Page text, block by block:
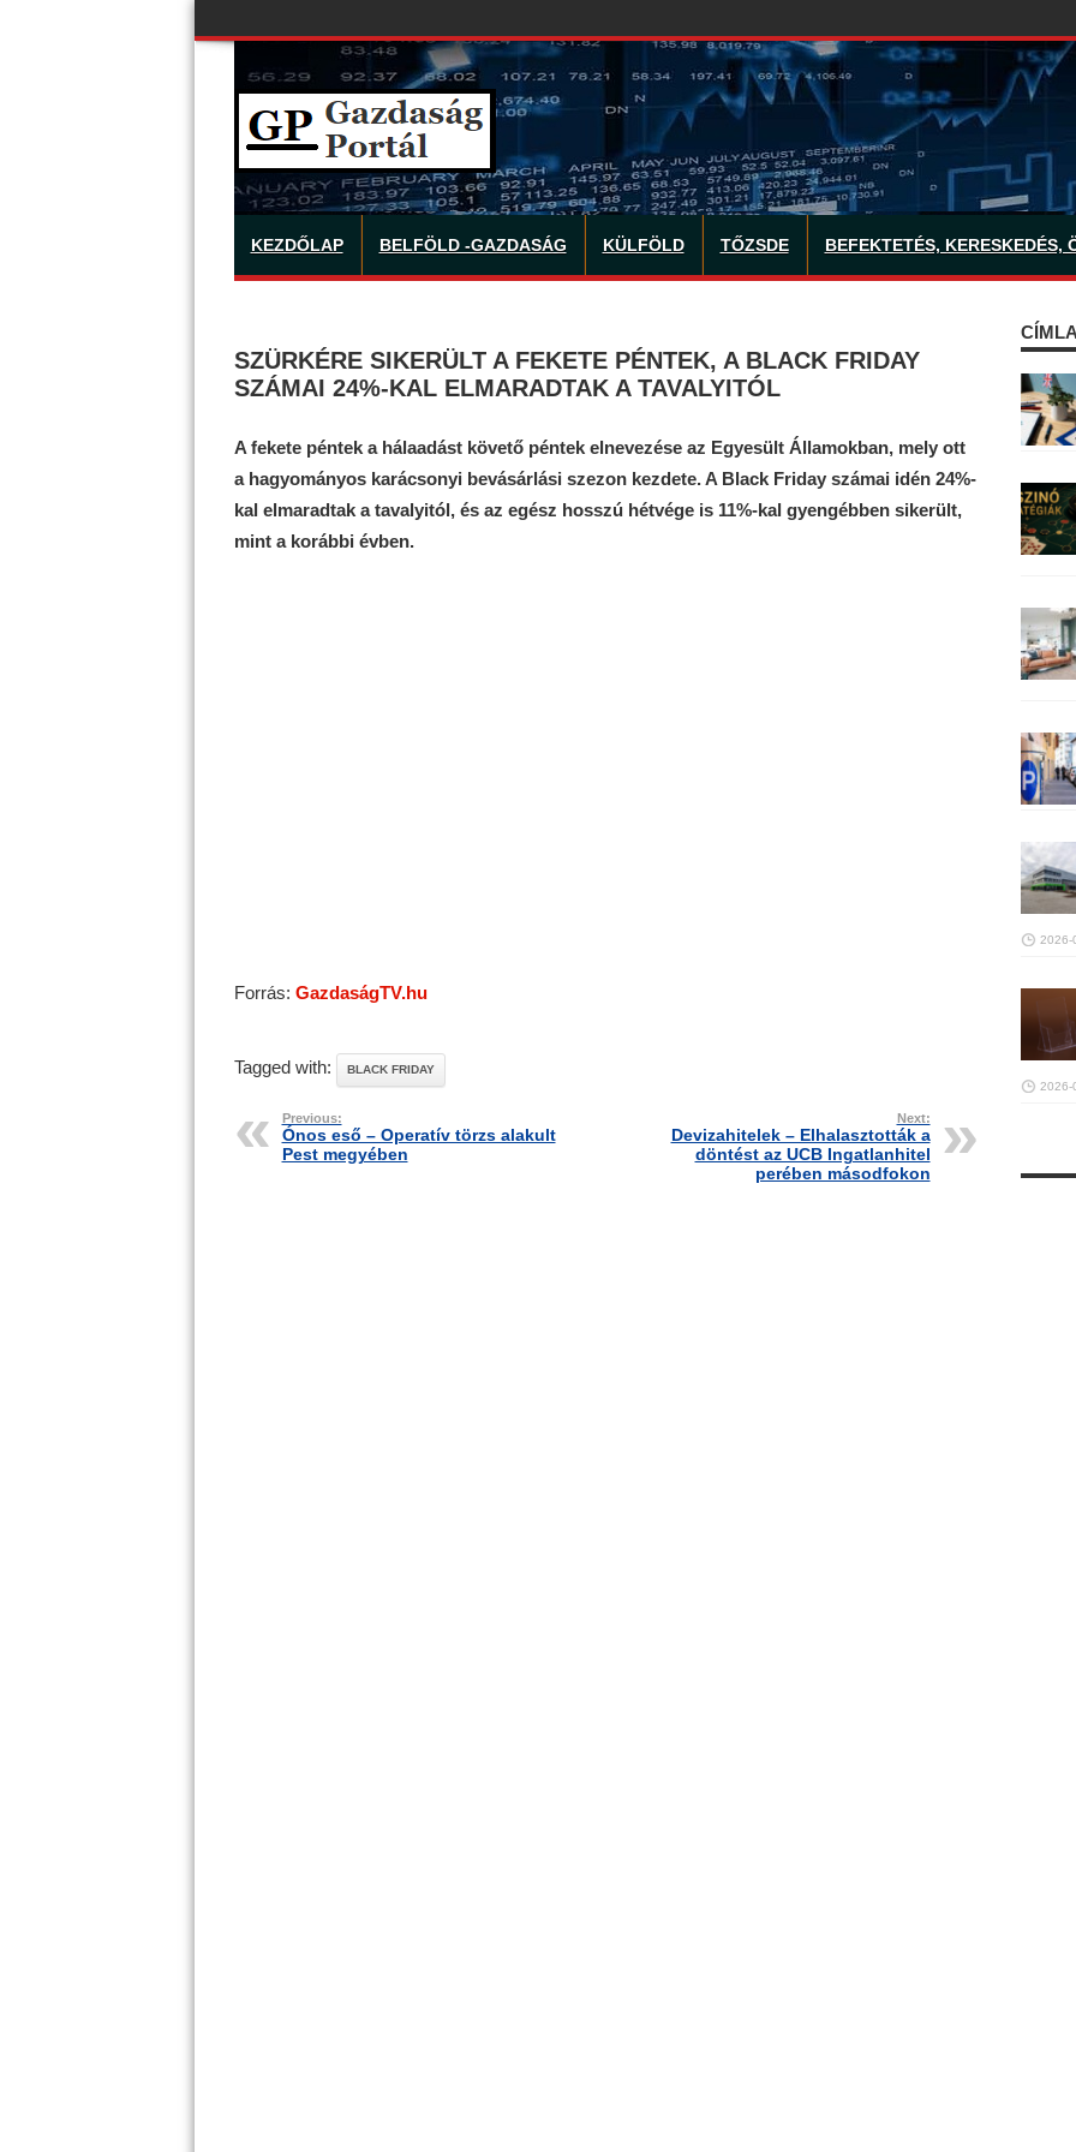
KEZDŐLAP BELFÖLD -GAZDASÁG KÜLFÖLD TŐZSDE BEFEKTETÉS, KERESKEDÉS,
SZÜRKÉRE SIKERÜLT A FEKETE PÉNTEK, A BLACK FRIDAY
SZÁMAI 24%-KAL ELMARADTAK A TAVALYITÓL
A fekete péntek a hálaadást követő péntek elnevezése az Egyesült Államokban, mely ott
a hagyományos karácsonyi bevásárlási szezon kezdete. A Black Friday számai idén 24%-
kal elmaradtak a tavalyitól, és az egész hosszú hétvége is 11%-kal gyengébben sikerült,
mint a korábbi évben.
Forrás: GazdaságTV.hu
Tagged with: BLACK FRIDAY
Previous:
Ónos eső – Operatív törzs alakult
Pest megyében
Next:
Devizahitelek – Elhalasztották a
döntést az UCB Ingatlanhitel
perében másodfokon
2026-
2026-